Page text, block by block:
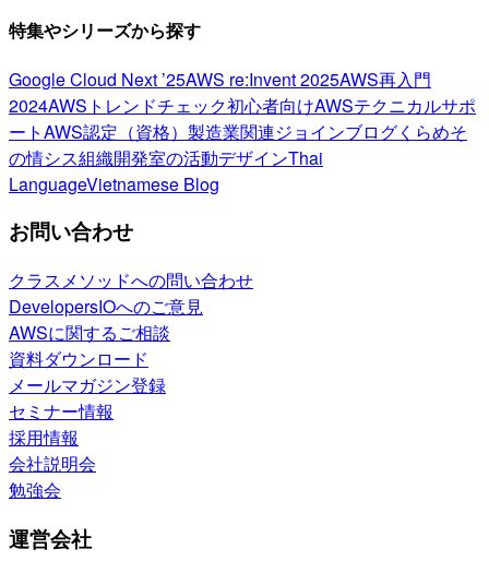
特集やシリーズから探す
Google Cloud Next ’25AWS re:Invent 2025AWS再入門
2024AWSトレンドチェック初心者向けAWSテクニカルサポ
ートAWS認定（資格） 製造業関連ジョインブログくらめそ
の情シス組織開発室の活動デザインThai
LanguageVietnamese Blog
お問い合わせ
クラスメソッドへの問い合わせ
DevelopersIOへのご意見
AWSに関するご相談
資料ダウンロード
メールマガジン登録
セミナー情報
採用情報
会社説明会
勉強会
運営会社